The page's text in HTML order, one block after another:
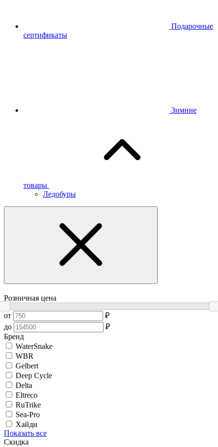
Подарочные
сертификаты
Зимние
товары
Ледобуры
Розничная цена
от
₽
до
₽
Бренд
WaterSnake
WBR
Gelbert
Deep Cycle
Delta
Eltreco
RuTrike
Sea-Pro
Хайди
Показать все
Скидка